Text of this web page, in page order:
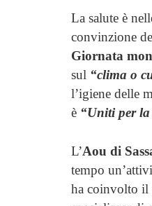
La salute è
convinzione
Giornata
sul “clima o
l’igiene delle
è “Uniti per la
L’Aou di
tempo
ha coinvolto il